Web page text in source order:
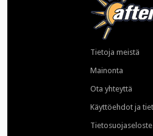
Tietoja meistä
Mainonta
Ota yhteyttä
Käyttöehdot ja
Tietosuojaseloste